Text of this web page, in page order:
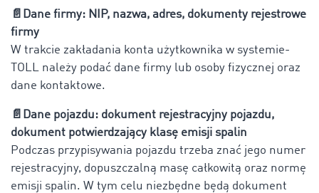
📄 Dane firmy: NIP, nazwa, adres, dokumenty rejestrowe
firmy
W trakcie zakładania konta użytkownika w systemie-
TOLL należy podać dane firmy lub osoby fizycznej oraz
dane kontaktowe.
📄 Dane pojazdu: dokument rejestracyjny pojazdu,
dokument potwierdzający klasę emisji spalin
Podczas przypisywania pojazdu trzeba znać jego numer
rejestracyjny, dopuszczalną masę całkowitą oraz normę
emisji spalin. W tym celu niezbędne będą dokument